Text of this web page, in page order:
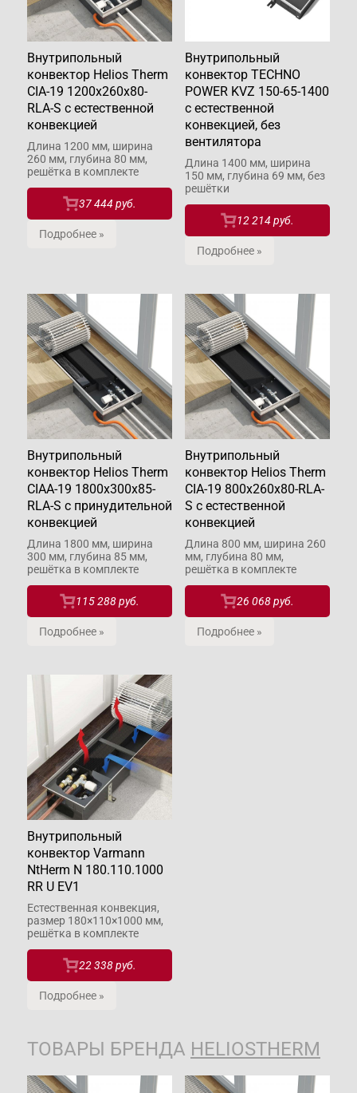
Внутрипольный
конвектор Helios Therm
CIA-19 1200x260x80-
RLA-S с естественной
конвекцией
Длина 1200 мм, ширина
260 мм, глубина 80 мм,
решётка в комплекте
37 444 руб.
Подробнее »
Внутрипольный
конвектор TECHNO
POWER KVZ 150-65-1400
с естественной
конвекцией, без
вентилятора
Длина 1400 мм, ширина
150 мм, глубина 69 мм, без
решётки
12 214 руб.
Подробнее »
Внутрипольный
конвектор Helios Therm
CIAA-19 1800x300x85-
RLA-S с принудительной
конвекцией
Длина 1800 мм, ширина
300 мм, глубина 85 мм,
решётка в комплекте
115 288 руб.
Подробнее »
Внутрипольный
конвектор Helios Therm
CIA-19 800x260x80-RLA-
S с естественной
конвекцией
Длина 800 мм, ширина 260
мм, глубина 80 мм,
решётка в комплекте
26 068 руб.
Подробнее »
Внутрипольный
конвектор Varmann
NtHerm N 180.110.1000
RR U EV1
Естественная конвекция,
размер 180×110×1000 мм,
решётка в комплекте
22 338 руб.
Подробнее »
ТОВАРЫ БРЕНДА HELIOSTHERM